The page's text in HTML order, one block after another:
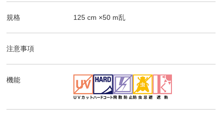
規格 125 cm ×50 m乱
注意事項
機能